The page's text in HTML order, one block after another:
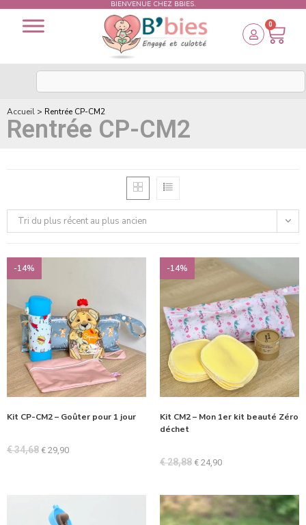
BIENVENUE CHEZ BBIES.
0
Accueil > Rentrée CP-CM2
Rentrée CP-CM2
Tri du plus récent au plus ancien
-14%
Kit CP-CM2 – Goûter pour 1 jour
€34,68 € 29,90
-14%
Kit CM2 – Mon 1er kit beauté Zéro
déchet
€28,88 € 24,90